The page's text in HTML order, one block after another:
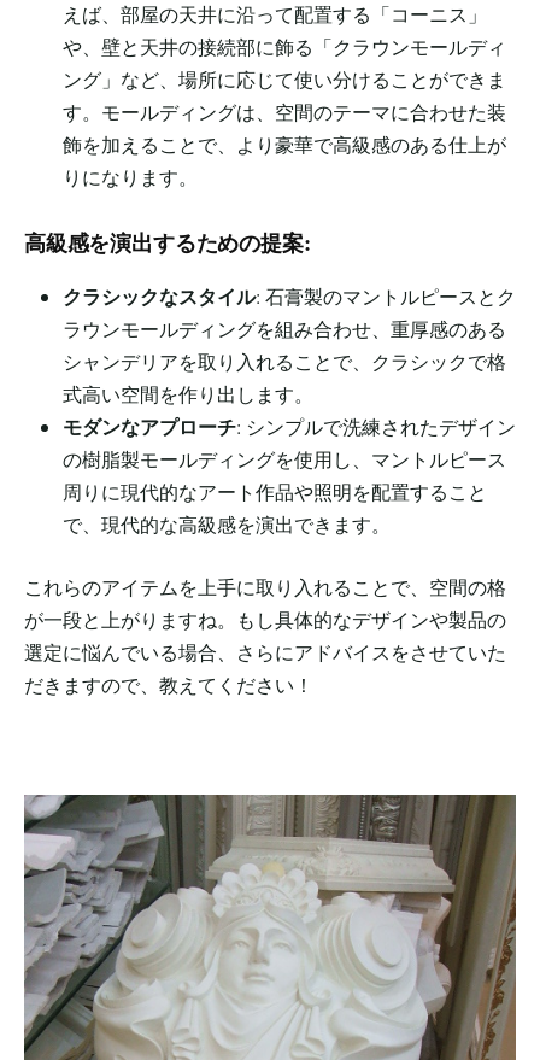
えば、部屋の天井に沿って配置する「コーニス」
や、壁と天井の接続部に飾る「クラウンモールディ
ング」など、場所に応じて使い分けることができま
す。モールディングは、空間のテーマに合わせた装
飾を加えることで、より豪華で高級感のある仕上が
りになります。
高級感を演出するための提案:
クラシックなスタイル: 石膏製のマントルピースとク
ラウンモールディングを組み合わせ、重厚感のある
シャンデリアを取り入れることで、クラシックで格
式高い空間を作り出します。
モダンなアプローチ: シンプルで洗練されたデザイン
の樹脂製モールディングを使用し、マントルピース
周りに現代的なアート作品や照明を配置すること
で、現代的な高級感を演出できます。
これらのアイテムを上手に取り入れることで、空間の格
が一段と上がりますね。もし具体的なデザインや製品の
選定に悩んでいる場合、さらにアドバイスをさせていた
だきますので、教えてください！